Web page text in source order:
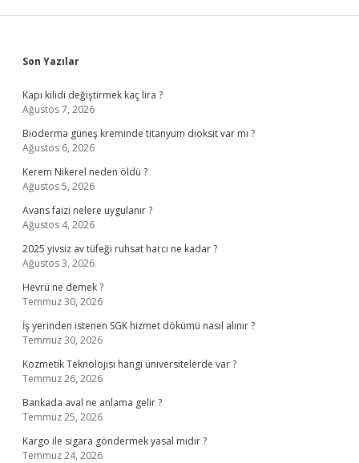
Sidebar
Son Yazılar
Kapı kilidi değiştirmek kaç lira ?
Ağustos 7, 2026
Bioderma güneş kreminde titanyum dioksit var mı ?
Ağustos 6, 2026
Kerem Nikerel neden öldü ?
Ağustos 5, 2026
Avans faizi nelere uygulanır ?
Ağustos 4, 2026
2025 yivsiz av tüfeği ruhsat harcı ne kadar ?
Ağustos 3, 2026
Hevrü ne demek ?
Temmuz 30, 2026
İş yerinden istenen SGK hizmet dökümü nasıl alınır ?
Temmuz 30, 2026
Kozmetik Teknolojisi hangi üniversitelerde var ?
Temmuz 26, 2026
Bankada aval ne anlama gelir ?
Temmuz 25, 2026
Kargo ile sigara göndermek yasal mıdır ?
Temmuz 24, 2026